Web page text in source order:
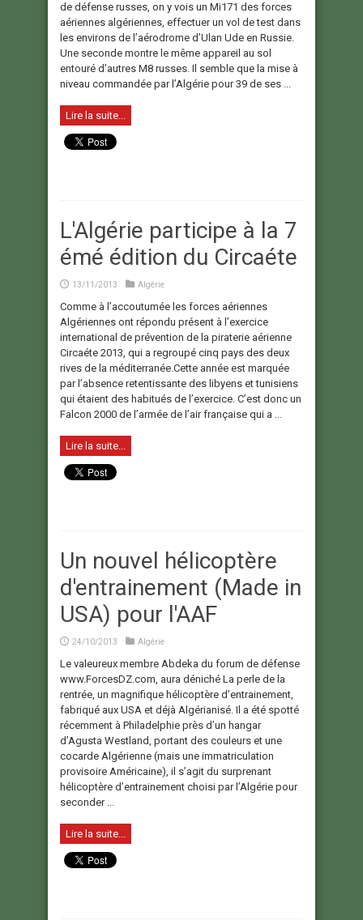
de défense russes, on y vois un Mi171 des forces
aériennes algériennes, effectuer un vol de test dans
les environs de l’aérodrome d’Ulan Ude en Russie.
Une seconde montre le même appareil au sol
entouré d’autres M8 russes. Il semble que la mise à
niveau commandée par l’Algérie pour 39 de ses ...
Lire la suite...
L'Algérie participe à la 7
émé édition du Circaéte
13/11/2013 Algérie
Comme à l’accoutumée les forces aériennes
Algériennes ont répondu présent à l’exercice
international de prévention de la piraterie aérienne
Circaéte 2013, qui a regroupé cinq pays des deux
rives de la méditerranée.Cette année est marquée
par l’absence retentissante des libyens et tunisiens
qui étaient des habitués de l’exercice. C’est donc un
Falcon 2000 de l’armée de l’air française qui a ...
Lire la suite...
Un nouvel hélicoptère
d'entrainement (Made in
USA) pour l'AAF
24/10/2013 Algérie
Le valeureux membre Abdeka du forum de défense
www.ForcesDZ.com, aura déniché La perle de la
rentrée, un magnifique hélicoptère d’entrainement,
fabriqué aux USA et déjà Algérianisé. Il a été spotté
récemment à Philadelphie près d’un hangar
d’Agusta Westland, portant des couleurs et une
cocarde Algérienne (mais une immatriculation
provisoire Américaine), il s’agit du surprenant
hélicoptère d’entrainement choisi par l’Algérie pour
seconder ...
Lire la suite...